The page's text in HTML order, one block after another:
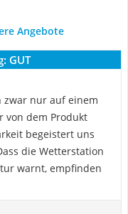
Angebote
GUT
zwar nur auf einem
von dem Produkt
begeistert uns
die Wetterstation
warnt, empfinden